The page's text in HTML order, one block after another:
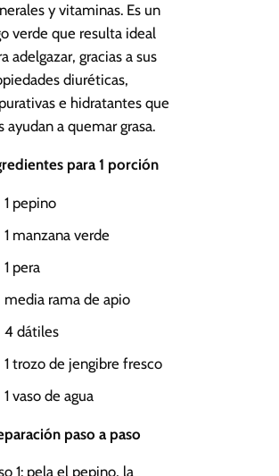
y vitaminas. Es un
verde que resulta ideal
adelgazar, gracias a sus
diuréticas,
e hidratantes que
ayudan a quemar grasa.
para 1 porción
1 pepino
1 manzana verde
1 pera
media rama de apio
4 dátiles
1 trozo de jengibre fresco
1 vaso de agua
paso a paso
1: pela el pepino, la